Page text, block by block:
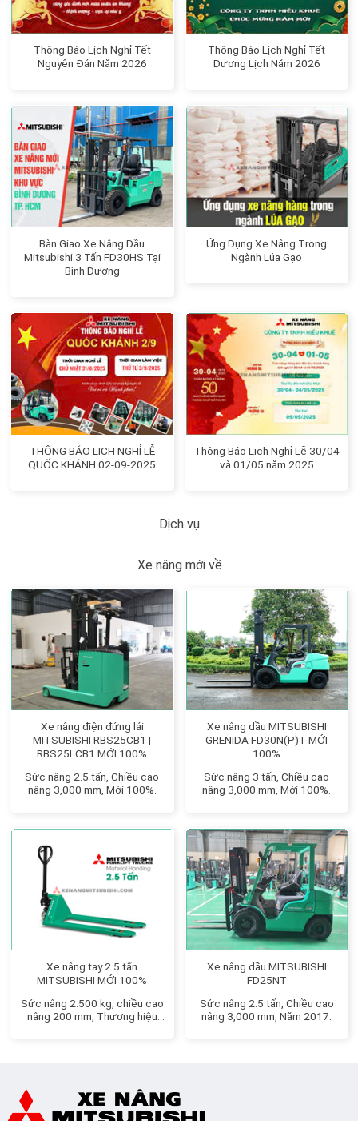
Thông Báo Lịch Nghỉ Tết
Nguyên Đán Năm 2026
Thông Báo Lịch Nghỉ Tết
Dương Lịch Năm 2026
Bàn Giao Xe Nâng Dầu
Mitsubishi 3 Tấn FD30HS Tại
Bình Dương
Ứng Dụng Xe Nâng Trong
Ngành Lúa Gạo
THÔNG BÁO LỊCH NGHỈ LỄ
QUỐC KHÁNH 02-09-2025
Thông Báo Lịch Nghỉ Lễ 30/04
và 01/05 năm 2025
Dịch vụ
Xe nâng mới về
Xe nâng điện đứng lái
MITSUBISHI RBS25CB1 |
RBS25LCB1 MỚI 100%
Sức nâng 2.5 tấn, Chiều cao
nâng 3,000 mm, Mới 100%.
Xe nâng dầu MITSUBISHI
GRENIDA FD30N(P)T MỚI
100%
Sức nâng 3 tấn, Chiều cao
nâng 3,000 mm, Mới 100%.
Xe nâng tay 2.5 tấn
MITSUBISHI MỚI 100%
Sức nâng 2.500 kg, chiều cao
nâng 200 mm, Thương hiệu
Xe nâng dầu MITSUBISHI
FD25NT
Sức nâng 2.5 tấn, Chiều cao
nâng 3,000 mm, Năm 2017.